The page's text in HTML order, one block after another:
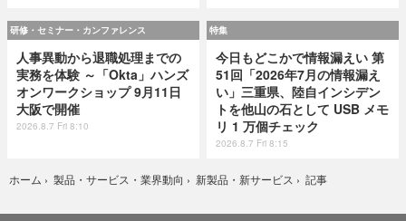
研修・セミナー・カンファレンス
人事異動から退職処理までの
実務を体験 ～「Okta」ハンズ
オンワークショップ 9月11日
大阪で開催
2026.8.7 Fri 8:10
特集
今日もどこかで情報漏えい 第
51回「2026年7月の情報漏え
い」三重県、陸自インシデン
トを他山の石として USB メモ
リ 1 万個チェック
2026.8.7 Fri 8:15
ホーム › 製品・サービス・業界動向 › 新製品・新サービス › 記事